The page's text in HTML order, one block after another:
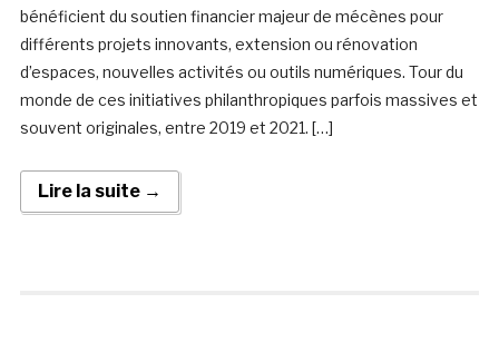
bénéficient du soutien financier majeur de mécènes pour
différents projets innovants, extension ou rénovation
d’espaces, nouvelles activités ou outils numériques. Tour du
monde de ces initiatives philanthropiques parfois massives et
souvent originales, entre 2019 et 2021. […]
Lire la suite →